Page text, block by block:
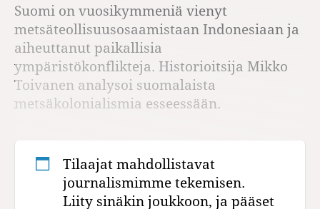
Suomi on vuosikymmeniä vienyt
metsäteollisuusosaamistaan Indonesiaan ja
aiheuttanut paikallisia
ympäristökonflikteja. Historioitsija Mikko
Toivanen analysoi suomalaista
metsäkolonialismia esseessään.
Tilaajat mahdollistavat
journalismimme tekemisen.
Liity sinäkin joukkoon, ja pääset